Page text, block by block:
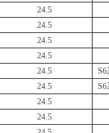
24.5
24.5
24.5
24.5
24.5 S6
24.5 S6
24.5
24.5